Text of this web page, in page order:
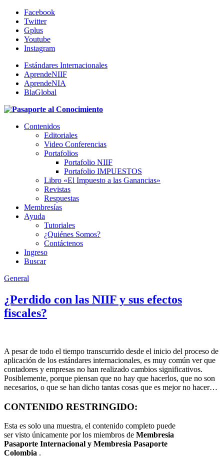
Facebook
Twitter
Gplus
Youtube
Instagram
Estándares Internacionales
AprendeNIIF
AprendeNIA
BlaGlobal
Contenidos
Editoriales
Video Conferencias
Portafolios
Portafolio NIIF
Portafolio IMPUESTOS
Libro «El Impuesto a las Ganancias»
Revistas
Respuestas
Membresías
Ayuda
Tutoriales
¿Quiénes Somos?
Contáctenos
Ingreso
Buscar
General
¿Perdido con las NIIF y sus efectos
fiscales?
A pesar de todo el tiempo transcurrido desde el inicio del proceso de
aplicación de los estándares internacionales, es muy común ver que
contadores y empresas no han realizado cambios significativos.
Posiblemente, porque piensan que no hay que hacerlos, que no son
necesarios, o que se han dicho tantas cosas que es mejor no hacer…
CONTENIDO RESTRINGIDO:
Esta es solo una muestra, el contenido completo puede
ser visto únicamente por los miembros de Membresia
Pasaporte Internacional y Membresia Pasaporte
Colombia .